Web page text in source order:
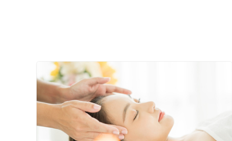
設備の特徴
女性向けの特徴
女性スタッフ在籍